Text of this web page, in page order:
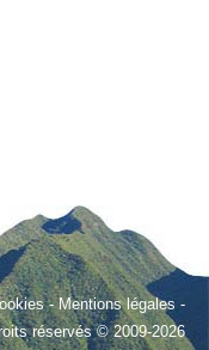
-Mentions légales -
réservés © 2009-2026